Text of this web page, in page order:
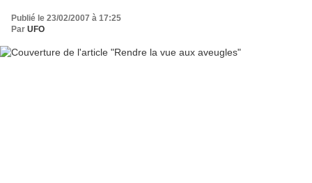
Publié le 23/02/2007 à 17:25
Par UFO